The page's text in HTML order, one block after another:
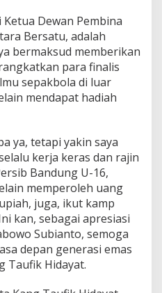
Dewan Pembina
Bersatu, adalah
bermaksud memberikan
para finalis
sepakbola di luar
mendapat hadiah
ya, tetapi yakin saya
kerja keras dan rajin
Bandung U-16,
memperoleh uang
juga, ikut kamp
kan, sebagai apresiasi
Subianto, semoga
depan generasi emas
Taufik Hidayat.